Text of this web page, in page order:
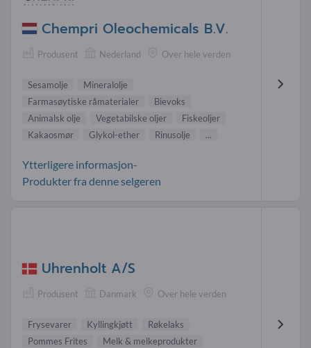
Chempri Oleochemicals B.V.
Produsent Nederland Over hele verden
Sesamolje
Mineralolje
Farmasøytiske råmaterialer
Bievoks
Animalsk olje
Vegetabilske oljer
Fiskeoljer
Kakaosmør
Glykol-ether Rinusolje ...
Ytterligere informasjon-
Produkter fra denne selgeren
Uhrenholt A/S
Produsent Danmark Over hele verden
Frysevarer Kyllingkjøtt
Røkelaks
Pommes Frites
Melk & melkeprodukter